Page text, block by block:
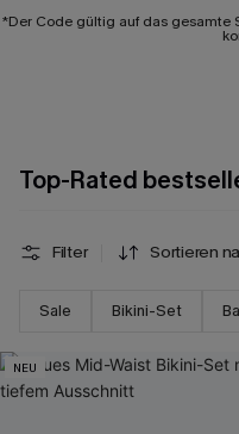
*Der Code gültig auf das gesamte
Top-Rated
Filter Sortieren
Sale Bikini-Set
NEU